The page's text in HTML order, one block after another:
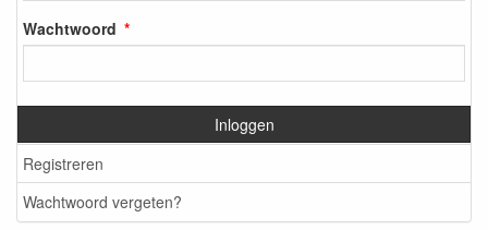
Wachtwoord
Inloggen
Registreren
Wachtwoord vergeten?